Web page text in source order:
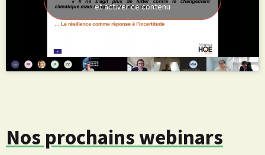
et activer ce contenu
Nos prochains webinars